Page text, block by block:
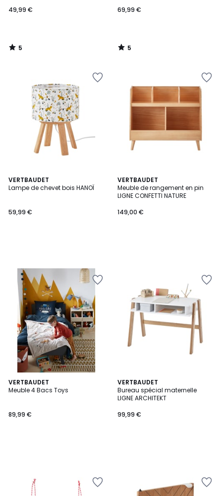
49,99 €
5
/
69,99 €
5
/
VERTBAUDET
Lampe de chevet bois HANOÏ
59,99 €
VERTBAUDET
Meuble de rangement en pin
LIGNE CONFETTI NATURE
149,00 €
VERTBAUDET
Meuble 4 Bacs Toys
89,99 €
VERTBAUDET
Bureau spécial maternelle
LIGNE ARCHITEKT
99,99 €